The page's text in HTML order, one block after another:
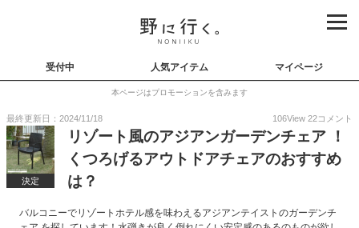
受付中 人気アイテム マイページ
本ページはプロモーションを含みます
最終更新日：2024/11/18 106View 22コメント
決定
リゾート風のアジアンガーデンチェア ！
くつろげるアウトドアチェアのおすすめ
は？
バルコニーでリゾートホテル感を味わえるアジアンテイストのガーデンチ